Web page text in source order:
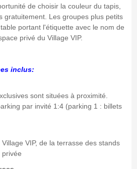
de choisir la couleur du tapis,
gratuitement. Les groupes plus petits
portant l'étiquette avec le nom de
privé du Village VIP.
inclus:
sont situées à proximité.
par invité 1:4 (parking 1 : billets
VIP, de la terrasse des stands